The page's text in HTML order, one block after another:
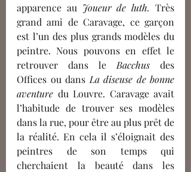
apparence au Joueur de luth. Très
grand ami de Caravage, ce garçon
est l’un des plus grands modèles du
peintre. Nous pouvons en effet le
retrouver dans le Bacchus des
Offices ou dans La diseuse de bonne
aventure du Louvre. Caravage avait
l’habitude de trouver ses modèles
dans la rue, pour être au plus prêt de
la réalité. En cela il s’éloignait des
peintres de son temps qui
cherchaient la beauté dans les